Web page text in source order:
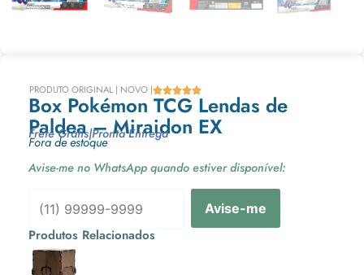
PRODUTO ORIGINAL | NOVO |
Box Pokémon TCG Lendas de
Paldea – Miraidon EX
Frete Grátis|Pronta Entrega
Fora de estoque
Avise-me no WhatsApp quando estiver disponível:
Avise-me
Produtos Relacionados